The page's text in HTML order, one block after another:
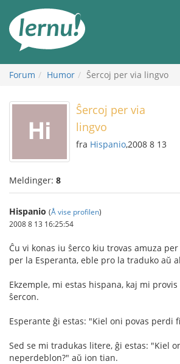
innholdet
Forum Humor Ŝercoj per via lingvo
Ŝercoj per via
lingvo
fra Hispanio,2008 8 13
Meldinger: 8
Hispanio (Å vise profilen)
2008 8 13 16:25:54
Ĉu vi konas iu ŝerco kiu trovas amuza
per la Esperanta, eble pro la traduko aŭ
Ekzemple, mi estas hispana, kaj mi
ŝercon.
Esperante ĝi estas: "Kiel oni povas perdi
Sed se mi tradukas litere, ĝi estas: "Kiel
neperdeblon?" aŭ ion tian.